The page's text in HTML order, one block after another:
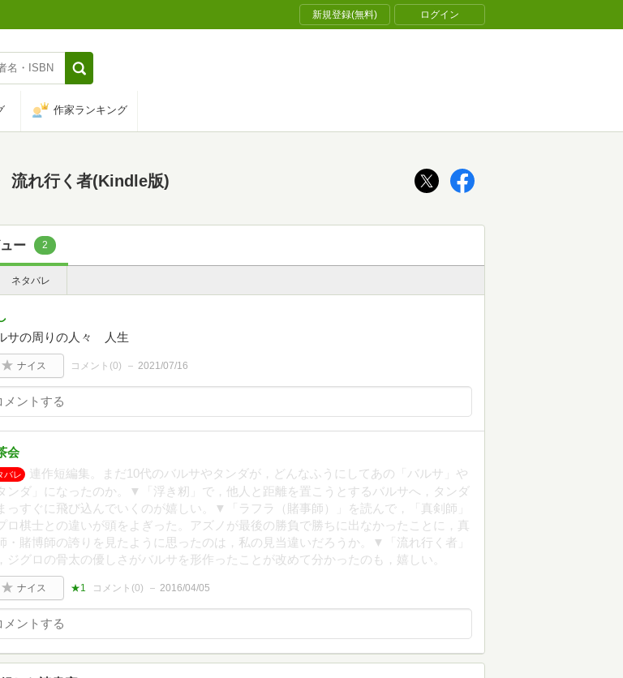
新規登録(無料) ログイン
作家ランキング
れ行く者(Kindle版)
ー 2
ネタバレ
サの周りの人々 人生
ナイス コメント(0) 2021/07/16
会
バレ
連作短編集。まだ10代のバルサやタンダが，どんなふうにしてあの「バルサ」や
ンダ」になったのか。▼「浮き籾」で，他人と距離を置こうとするバルサへ，タンダ
っすぐに飛び込んでいくのが嬉しい。▼「ラフラ（賭事師）」を読んで，「真剣師」
ロ棋士との違いが頭をよぎった。アズノが最後の勝負で勝ちに出なかったことに，真
・賭博師の誇りを見たように思ったのは，私の見当違いだろうか。▼「流れ行く者」
ジグロの骨太の優しさがバルサを形作ったことが改めて分かったのも，嬉しい。
ナイス ★1 コメント(0) 2016/04/05